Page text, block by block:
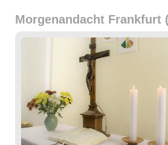
Morgenandacht Frankfurt